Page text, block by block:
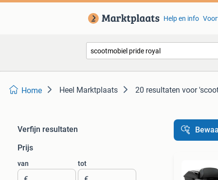
Help en info
Home Heel Marktplaats 20 resultaten voor
Verfijn resultaten
Prijs
van tot